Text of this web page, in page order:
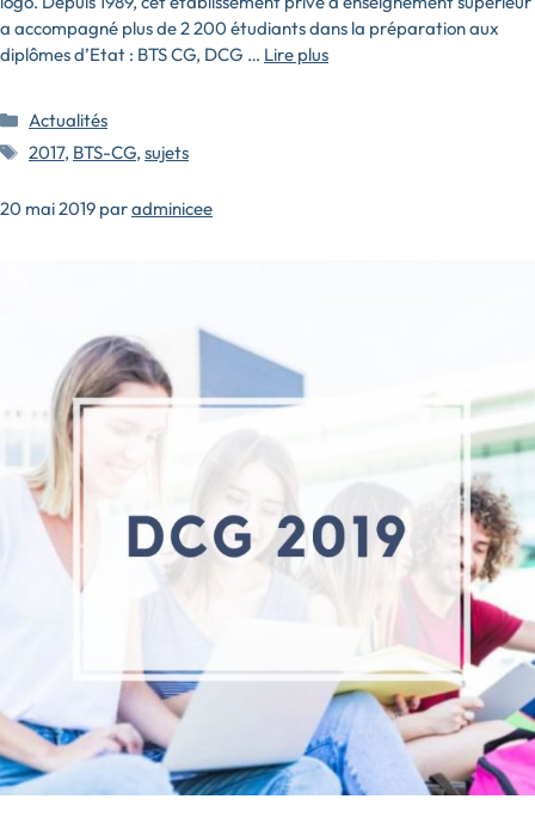
a accompagné plus de 2 200 étudiants dans la préparation aux
diplômes d’Etat : BTS CG, DCG … Lire plus
Catégories
Actualités
Étiquettes
2017, BTS-CG, sujets
20 mai 2019 paradminicee